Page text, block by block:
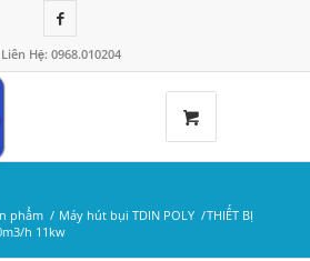
Liên Hệ: 0968.010204
phẩm / Máy hút bụi TDIN POLY /THIẾT BỊ
h 11kw